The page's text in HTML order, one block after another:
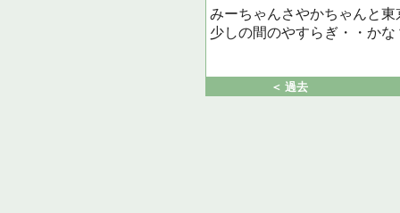
みーちゃんさやかちゃんと
少しの間のやすらぎ・・かな
＜ 過去